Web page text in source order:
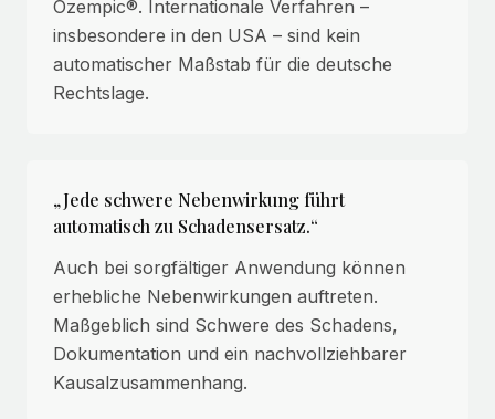
Ozempic®. Internationale Verfahren –
insbesondere in den USA – sind kein
automatischer Maßstab für die deutsche
Rechtslage.
„Jede schwere Nebenwirkung führt
automatisch zu Schadensersatz.“
Auch bei sorgfältiger Anwendung können
erhebliche Nebenwirkungen auftreten.
Maßgeblich sind Schwere des Schadens,
Dokumentation und ein nachvollziehbarer
Kausalzusammenhang.